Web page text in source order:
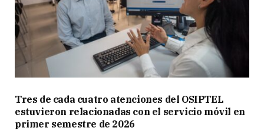
Tres de cada cuatro atenciones del OSIPTEL
estuvieron relacionadas con el servicio móvil en
primer semestre de 2026